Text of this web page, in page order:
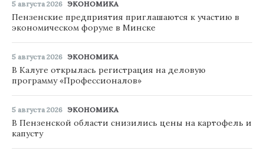
5 августа 2026 ЭКОНОМИКА
Пензенские предприятия приглашаются к участию в
экономическом форуме в Минске
5 августа 2026 ЭКОНОМИКА
В Калуге открылась регистрация на деловую
программу «Профессионалов»
5 августа 2026 ЭКОНОМИКА
В Пензенской области снизились цены на картофель и
капусту